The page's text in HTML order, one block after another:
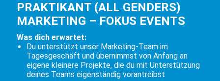
PRAKTIKANT (ALL GENDERS)
MARKETING – FOKUS EVENTS
Was dich erwartet:
Du unterstützt unser Marketing-Team im
Tagesgeschäft und übernimmst von Anfang an
eigene kleinere Projekte, die du mit Unterstützung
deines Teams eigenständig vorantreibst